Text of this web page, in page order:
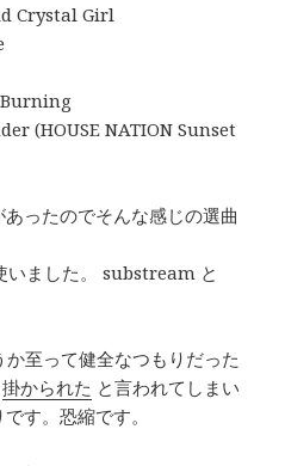
Crystal Girl
(HOUSE NATION Sunset
あったのでそんな感じの選曲
ました。 substream と
至って健全なつもりだった
掛かられた と言われてしまい
す。恐縮です。